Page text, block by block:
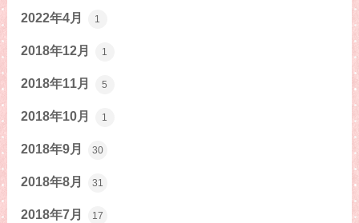
2022年4月 1
2018年12月 1
2018年11月 5
2018年10月 1
2018年9月 30
2018年8月 31
2018年7月 17